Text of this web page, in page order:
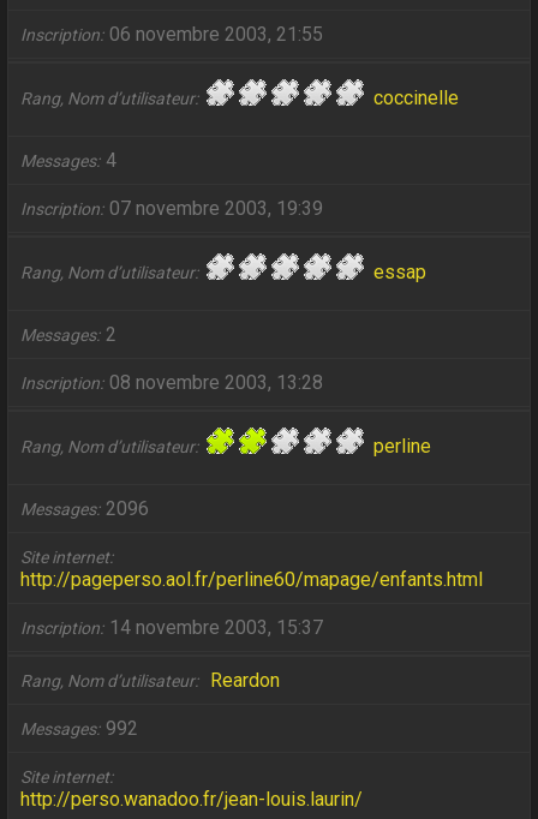
Inscription 06 novembre 2003, 21:55
Rang, Nom d’utilisateur coccinelle
Messages 4
Inscription 07 novembre 2003, 19:39
Rang, Nom d’utilisateur essap
Messages 2
Inscription 08 novembre 2003, 13:28
Rang, Nom d’utilisateur perline
Messages 2096
Site internet
http://pageperso.aol.fr/perline60/mapage/enfants.html
Inscription 14 novembre 2003, 15:37
Rang, Nom d’utilisateur Reardon
Messages 992
Site internet
http://perso.wanadoo.fr/jean-louis.laurin/